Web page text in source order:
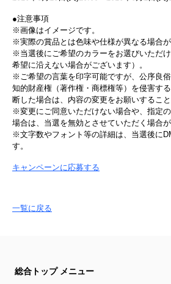
●注意事項
※画像はイメージです。
※実際の賞品とは色味や仕様が異なる場合が
※当選後にご希望のカラーをお選びいただ
希望に沿えない場合がございます）。
※ご希望の言葉を印字可能ですが、公序良
知的財産権（著作権・商標権等）を侵害す
断した場合は、内容の変更をお願いすること
※変更にご同意いただけない場合や、指定
場合は、当選を無効とさせていただく場合が
※文字数やフォント等の詳細は、当選後に
す。
キャンペーンに応募する
一覧に戻る
総合トップ メニュー